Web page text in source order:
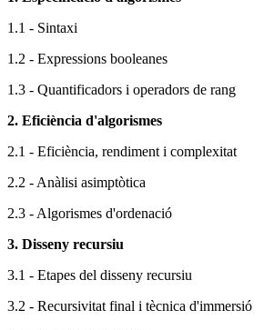
1.1 - Sintaxi
1.2 - Expressions booleanes
1.3 - Quantificadors i operadors de rang
2. Eficiència d'algorismes
2.1 - Eficiència, rendiment i complexitat
2.2 - Anàlisi asimptòtica
2.3 - Algorismes d'ordenació
3. Disseny recursiu
3.1 - Etapes del disseny recursiu
3.2 - Recursivitat final i tècnica d'immersió